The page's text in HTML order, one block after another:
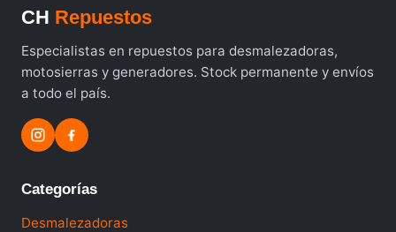
CH Repuestos
Especialistas en repuestos para desmalezadoras,
motosierras y generadores. Stock permanente y envíos
a todo el país.
Categorías
Desmalezadoras